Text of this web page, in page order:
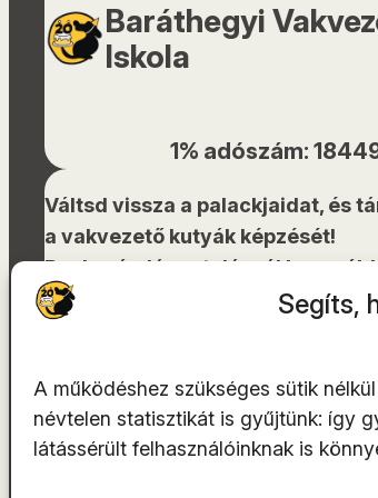
Segíts,
A működéshez szükséges sütik
névtelen statisztikát is gyűjtünk: így
látássérült felhasználóinknak is
Baráthegyi
Iskola
1% adószám:
Váltsd vissza a palackjaidat, és
a vakvezető kutyák képzését!
Bankszámlára utalásnál
QR-kódot!
A tárhelyszolgáltató azINTEGRITY